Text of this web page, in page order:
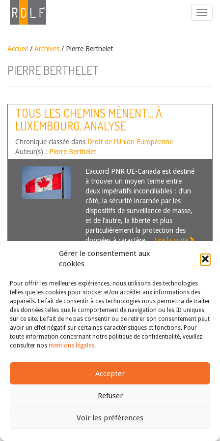
Gérer le consentement aux
cookies
Pour offrir les meilleures expériences, nous utilisons des technologies
telles que les cookies pour stocker et/ou accéder aux informations des
appareils. Le fait de consentir à ces technologies nous permettra de traiter
des données telles que le comportement de navigation ou les ID uniques
sur ce site. Le fait de ne pas consentir ou de retirer son consentement peut
avoir un effet négatif sur certaines caractéristiques et fonctions. Pour
toute information concernant notre politique de confidentialité, veuillez
consulter nos mentions légales.
Accepter
Refuser
Voir les préférences
Accueil / Archives / Pierre Berthelet
PIERRE BERTHELET
TOUS LES CHEMINS MÈNENT… À
LUXEMBOURG. ANALYSE
INSTITUTIONNELLE DE L’ACCORD PNR
UE-CANADA
Chronique classée dans Droit de l'Union Européenne
Auteur(s) : Pierre Berthelet
L’accord PNR UE-Canada est destiné
à trouver un moyen terme entre
deux impératifs inconciliables : d’un
côté, la sécurité incarnée par les
dispositifs de surveillance de masse,
et de l’autre, la liberté et plus
particulièrement la protection des
données à caractère…Lire la suite
Copyright © 2011-2026Revue des droits et libertés fondamentaux
| Tous droits réservés |mentions légales